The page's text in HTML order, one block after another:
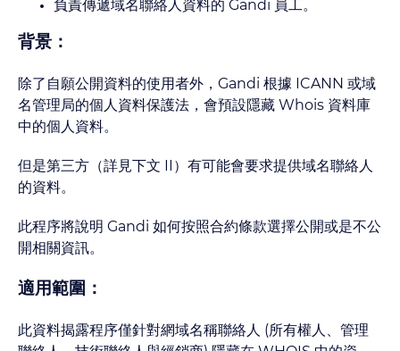
負責傳遞域名聯絡人資料的 Gandi 員工。
背景：
除了自願公開資料的使用者外，Gandi 根據 ICANN 或域
名管理局的個人資料保護法，會預設隱藏 Whois 資料庫
中的個人資料。
但是第三方（詳見下文 II）有可能會要求提供域名聯絡人
的資料。
此程序將說明 Gandi 如何按照合約條款選擇公開或是不公
開相關資訊。
適用範圍：
此資料揭露程序僅針對網域名稱聯絡人 (所有權人、管理